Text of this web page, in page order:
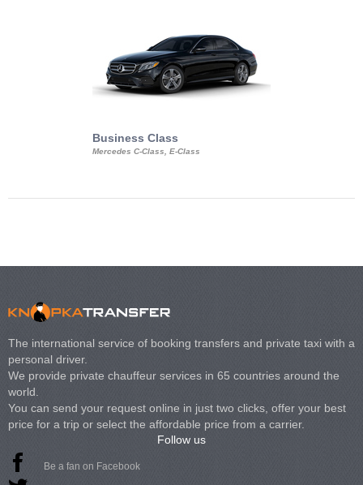
Business Class
Mercedes C-Class, E-Class
The international service of booking transfers and private taxi with a
personal driver.
We provide private chauffeur services in 65 countries around the
world.
You can send your request online in just two clicks, offer your best
price for a trip or select the affordable price from a carrier.
Follow us
Be a fan on Facebook